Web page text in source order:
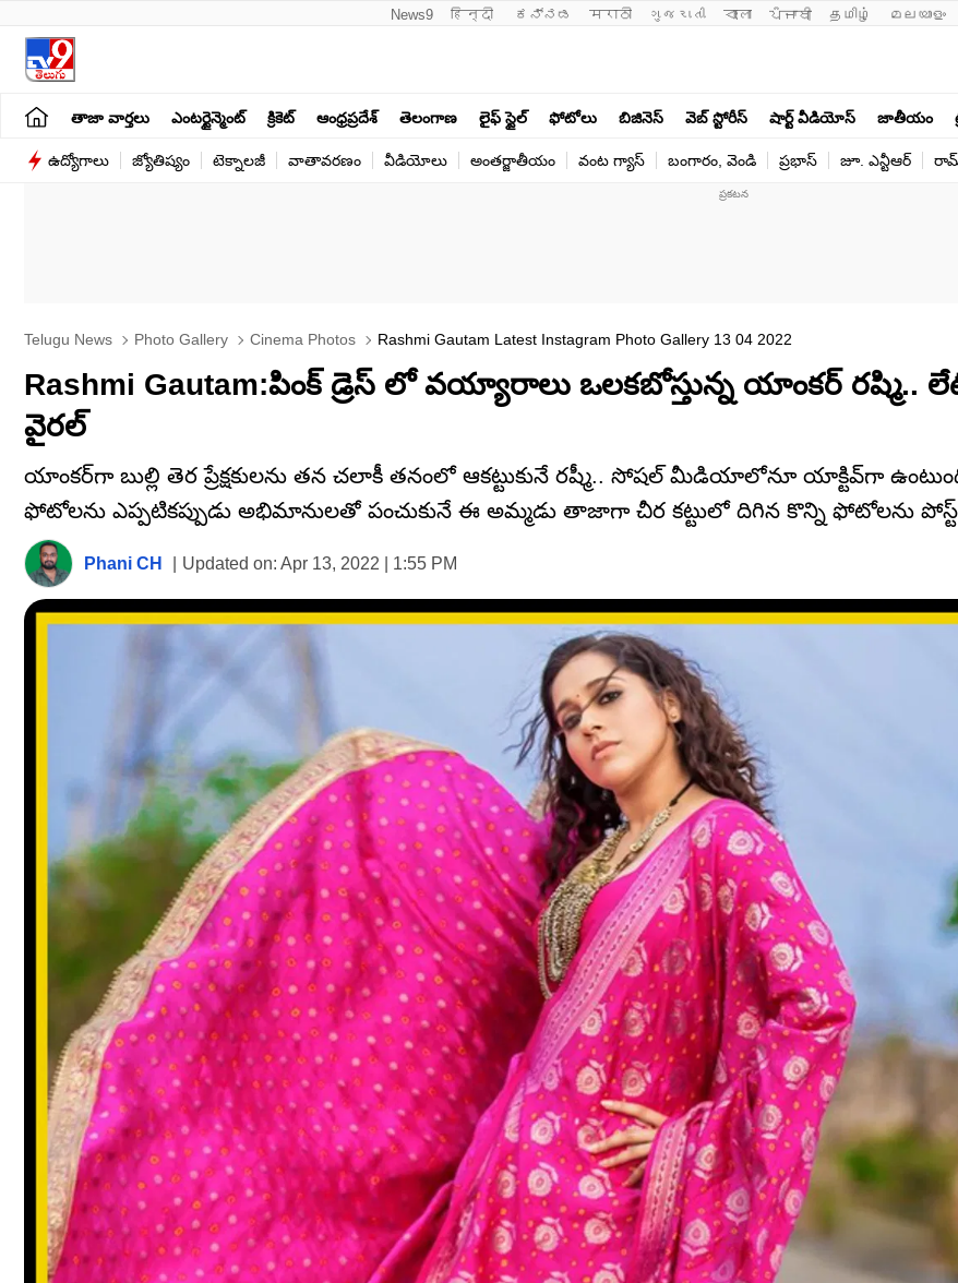
News9 हिन्दी ಕನ್ನಡ मराठी ગુજરાતી বাংলা ਪੰਜਾਬੀ தமிழ் മലയാളം
తాజా వార్తలు ఎంటర్టైన్మెంట్ క్రికెట్ ఆంధ్రప్రదేశ్ తెలంగాణ లైఫ్ స్టైల్ ఫోటోలు బిజినెస్ వెబ్ స్టోరీస్ షార్ట్ వీడియోస్ జాతీయం
ఉద్యోగాలు జ్యోతిష్యం టెక్నాలజీ వాతావరణం వీడియోలు అంతర్జాతీయం వంట గ్యాస్ బంగారం, వెండి ప్రభాస్ జూ. ఎన్టీఆర్
Telugu News Photo Gallery Cinema Photos Rashmi Gautam Latest Instagram Photo Gallery 13 04 2022
Rashmi Gautam:పింక్ డ్రెస్ లో వయ్యారాలు ఒలకబోస్తున్న యాంకర్ రష్మి..
వైరల్
యాంకర్‌గా బుల్లి తెర ప్రేక్షకులను తన చలాకీ తనంలో ఆకట్టుకునే రష్మీ.. సోషల్‌ మీడియాలోనూ యాక్టివ్‌గా
ఫోటోలను ఎప్పటికప్పుడు అభిమానులతో పంచుకునే ఈ అమ్మడు తాజాగా చీర కట్టులో దిగిన కొన్ని ఫోటోలను
Phani CH Updated on: Apr 13, 2022 | 1:55 PM